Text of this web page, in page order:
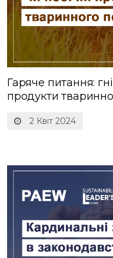
2 Квіт 2024
Гаряче питання:
продукти